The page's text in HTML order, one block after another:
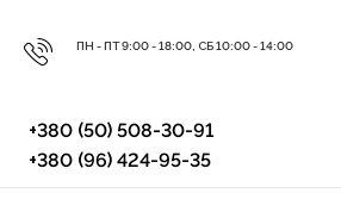
ПН - ПТ 9:00 - 18:00, СБ 10:00 - 14:00
+380 (50) 508-30-91
+380 (96) 424-95-35